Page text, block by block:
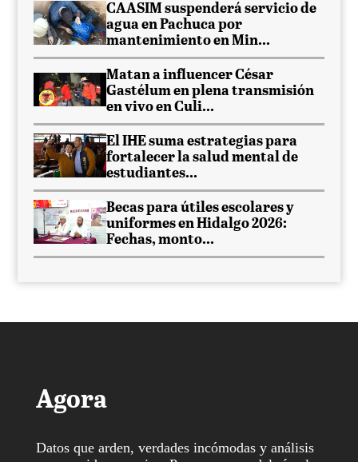
CAASIM suspenderá servicio de
agua en Pachuca por
mantenimiento en Min...
Matan a influencer César
Gastélum en plena transmisión
en vivo en Culi...
El IHE suma estrategias para
fortalecer la salud mental de
estudiantes...
Becas para útiles escolares y
uniformes en Hidalgo 2026:
Fechas, monto...
Agora
Datos que arden, verdades incómodas y análisis